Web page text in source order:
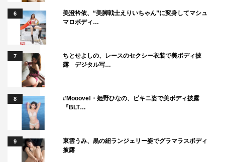
6
美澄衿依、“美脚戦士えりいちゃん”に変身してマシュ
マロボディ…
7
ちとせよしの、レースのセクシー衣装で美ボディ披
露 デジタル写…
8
#Mooove!・姫野ひなの、ビキニ姿で美ボディ披露
『BLT…
9
東雲うみ、黒の紐ランジェリー姿でグラマラスボディ
披露